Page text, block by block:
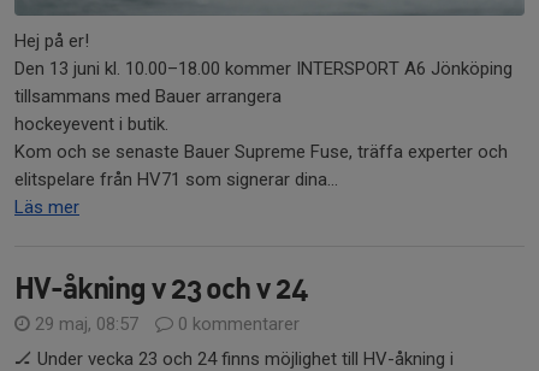
Hej på er!
Den 13 juni kl. 10.00–18.00 kommer INTERSPORT A6 Jönköping
tillsammans med Bauer arrangera
hockeyevent i butik.
Kom och se senaste Bauer Supreme Fuse, träffa experter och
elitspelare från HV71 som signerar dina...
Läs mer
HV-åkning v 23 och v 24
29 maj, 08:57
0 kommentarer
🏒 Under vecka 23 och 24 finns möjlighet till HV-åkning i